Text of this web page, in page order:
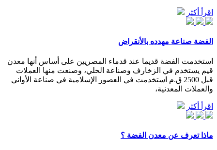
اقرأ أكثر
الفضة صناعة مهدده بالأنقراض
استخدمت الفضة قديما عند قدماء المصريين على أساس أنها معدن
قيم يستخدم في الزخارف وصناعة الحلي، وصنعت منها العملات
قبل 2500 ق.م استخدمت في العصور الإسلامية في صناعة الأواني
والعملات المعدنية،
اقرأ أكثر
ماذا تعرف عن معدن الفضة ؟